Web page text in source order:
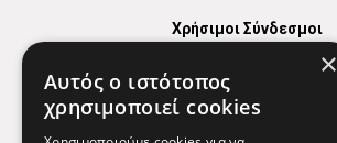
Χρήσιμοι Σύνδεσμοι
Χρήσιμα Τηλέφωνα
Εφημερεύοντα Φαρμακεία
×
Αυτός ο ιστότοπος
χρησιμοποιεί cookies